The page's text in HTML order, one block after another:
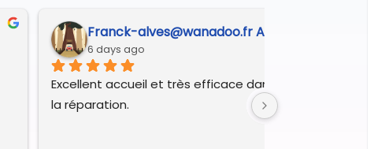
Franck-alves@wanadoo.fr A.
6 days ago
Excellent accueil et très efficace dans le diagnostic et
la réparation.